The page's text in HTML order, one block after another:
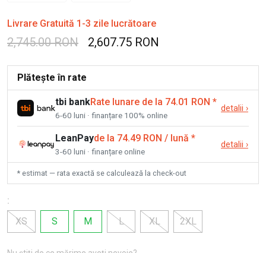
Livrare Gratuită 1-3 zile lucrătoare
2,745.00 RON 2,607.75 RON
Plătește în rate
tbi bankRate lunare de la 74.01 RON *
6-60 luni · finanțare 100% online
detalii ›
LeanPayde la 74.49 RON / lună *
3-60 luni · finanțare online
detalii ›
* estimat — rata exactă se calculează la check-out
:
XS
S M L XL 2XL